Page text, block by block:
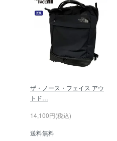
ザ・ノース・フェイス アウ
トド…
14,100円(税込)
送料無料